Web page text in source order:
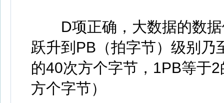
D项正确，大数据的数据
跃升到PB（拍字节）级别
的40次方个字节，1PB等于
方个字节）